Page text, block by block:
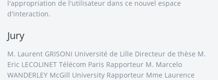
l'appropriation de l'utilisateur dans ce nouvel espace
d'interaction.
Jury
M. Laurent GRISONI Université de Lille Directeur de thèse M.
Eric LECOLINET Télécom Paris Rapporteur M. Marcelo
WANDERLEY McGill University Rapporteur Mme Laurence